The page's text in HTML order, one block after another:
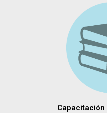
Capacitación